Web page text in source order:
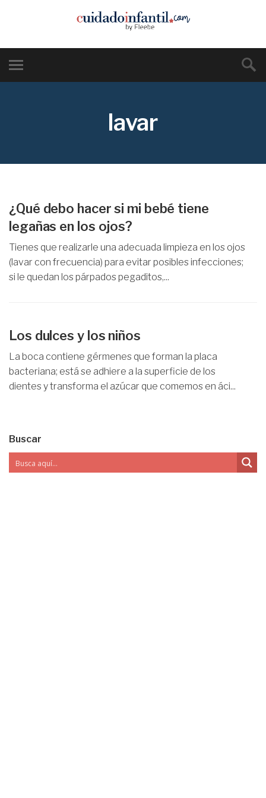
lavar
¿Qué debo hacer si mi bebé tiene
legañas en los ojos?
Tienes que realizarle una adecuada limpieza en los ojos
(lavar con frecuencia) para evitar posibles infecciones;
si le quedan los párpados pegaditos,...
Los dulces y los niños
La boca contiene gérmenes que forman la placa
bacteriana; está se adhiere a la superficie de los
dientes y transforma el azúcar que comemos en áci...
Buscar